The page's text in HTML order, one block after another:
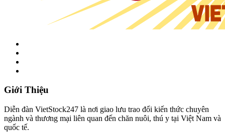
Giới Thiệu
Diễn đàn VietStock247 là nơi giao lưu trao đổi kiến thức chuyên
ngành và thương mại liên quan đến chăn nuôi, thú y tại Việt Nam và
quốc tế.